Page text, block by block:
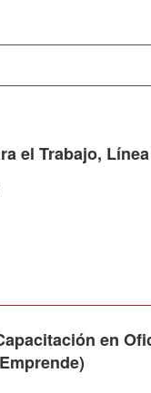
el Trabajo,
en